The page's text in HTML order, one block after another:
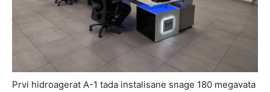
Prvi hidroagerat A-1 tada instalisane snage 180 megavata